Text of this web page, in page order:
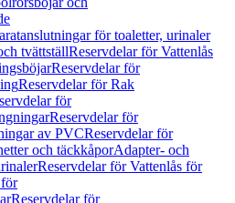
för toaletter, urinaler
tvättställReservdelar för Vattenlås
Reservdelar för
Reservdelar för Rak
för
Reservdelar för
av PVCReservdelar för
och täckkåporAdapter- och
Reservdelar för Vattenlås för
Reservdelar för